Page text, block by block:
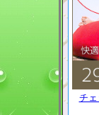
チ